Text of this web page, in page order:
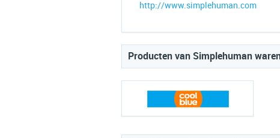
http://www.simplehuman.com
Producten van Simplehuman